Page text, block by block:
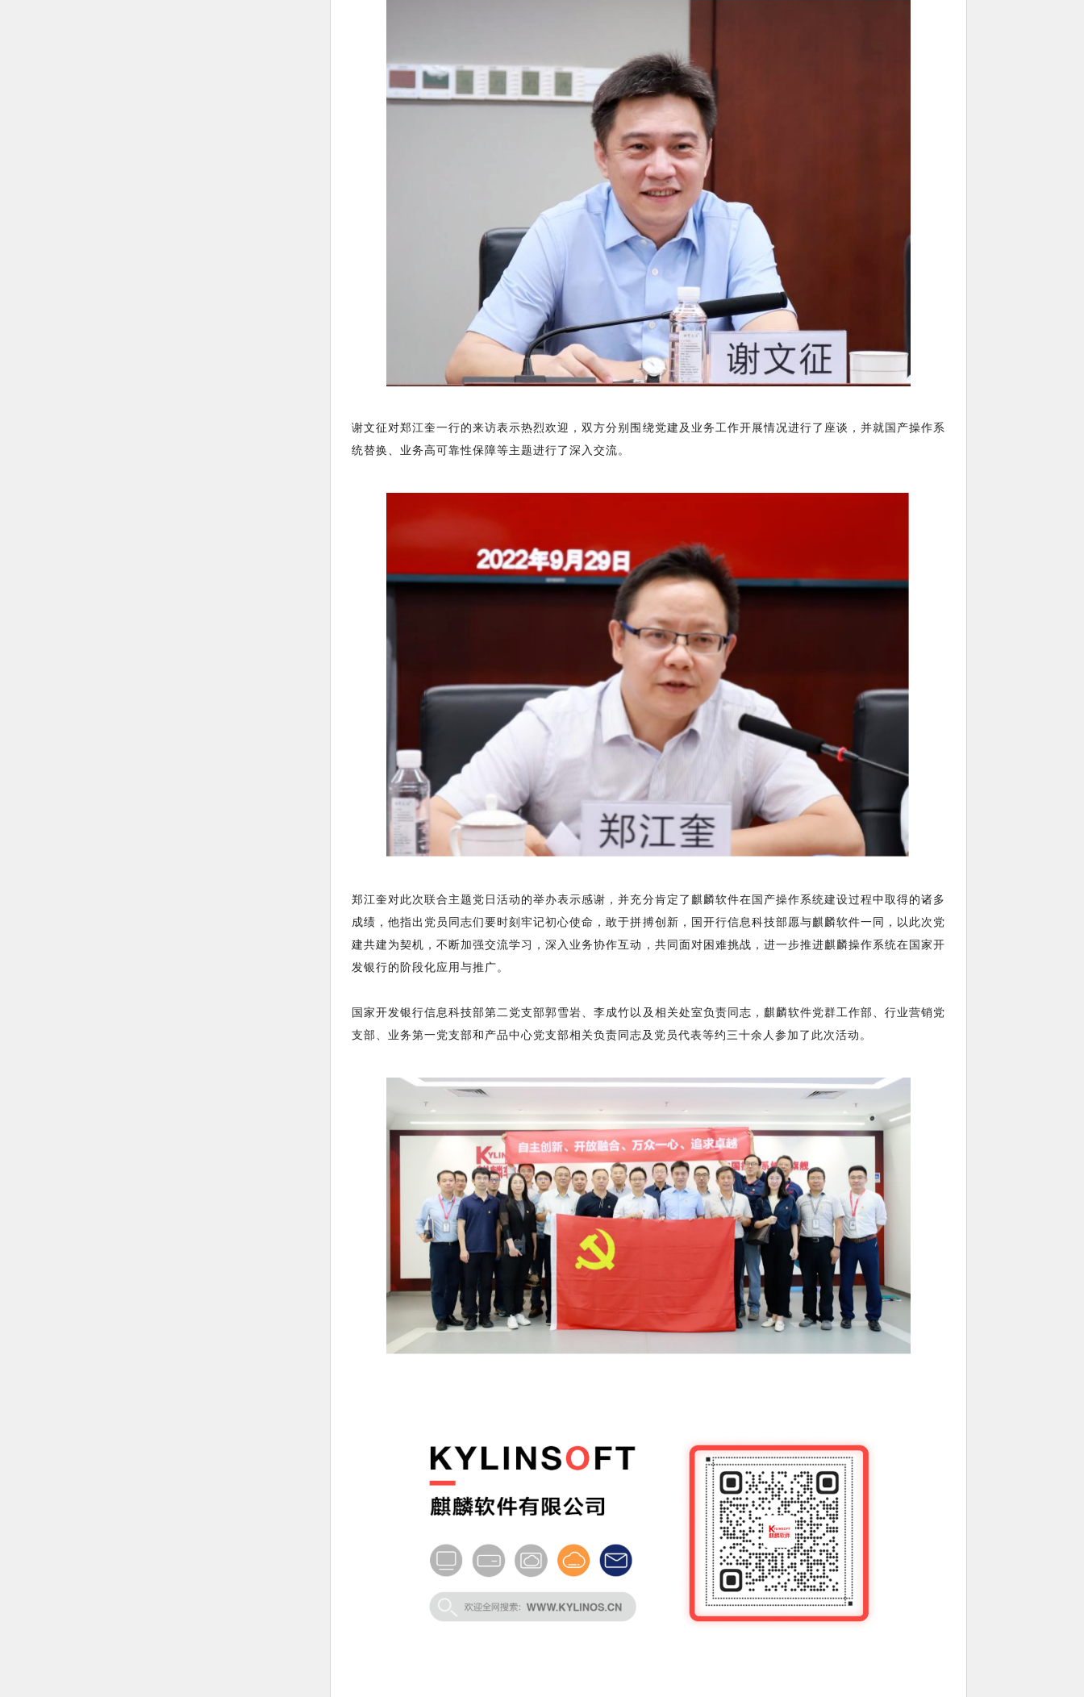
谢文征对郑江奎一行的来访表示热烈欢迎，双方分别围绕党建及业务工作开展情况进行了座谈，并就国产操作系
统替换、业务高可靠性保障等主题进行了深入交流。
郑江奎对此次联合主题党日活动的举办表示感谢，并充分肯定了麒麟软件在国产操作系统建设过程中取得的诸多
成绩，他指出党员同志们要时刻牢记初心使命，敢于拼搏创新，国开行信息科技部愿与麒麟软件一同，以此次党
建共建为契机，不断加强交流学习，深入业务协作互动，共同面对困难挑战，进一步推进麒麟操作系统在国家开
发银行的阶段化应用与推广。
国家开发银行信息科技部第二党支部郭雪岩、李成竹以及相关处室负责同志，麒麟软件党群工作部、行业营销党
支部、业务第一党支部和产品中心党支部相关负责同志及党员代表等约三十余人参加了此次活动。